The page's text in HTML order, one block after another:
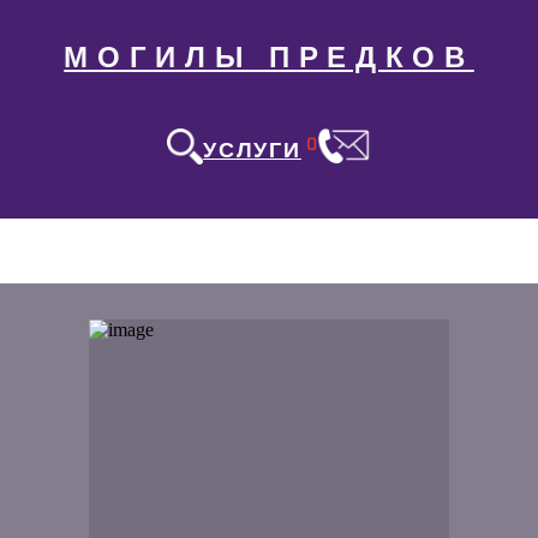
МОГИЛЫ ПРЕДКОВ
УСЛУГИ 0